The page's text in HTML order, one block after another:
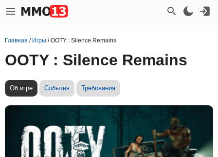
Главная / Игры /OOTY : Silence Remains
OOTY : Silence Remains
Об игре События Требования